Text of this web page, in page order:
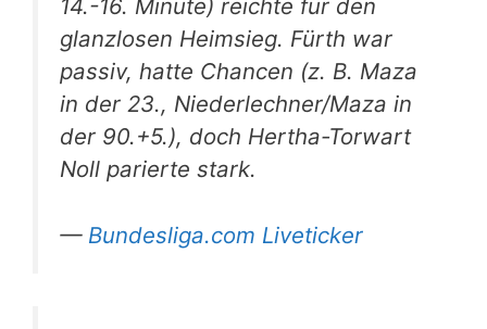
14.-16. Minute) reichte für den
glanzlosen Heimsieg. Fürth war
passiv, hatte Chancen (z. B. Maza
in der 23., Niederlechner/Maza in
der 90.+5.), doch Hertha-Torwart
Noll parierte stark.
— Bundesliga.com Liveticker